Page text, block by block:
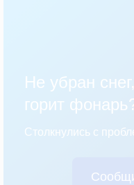
Не убран
горит
Столкнулись с